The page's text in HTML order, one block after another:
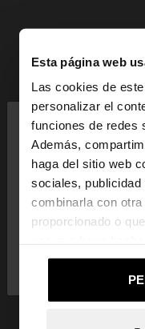
Esta página web
Las cookies de
personalizar el
funciones de redes
Además,
haga del sitio web
sociales,
combinarla con
proporcionado o
hola
Estás accediendo
la web de United